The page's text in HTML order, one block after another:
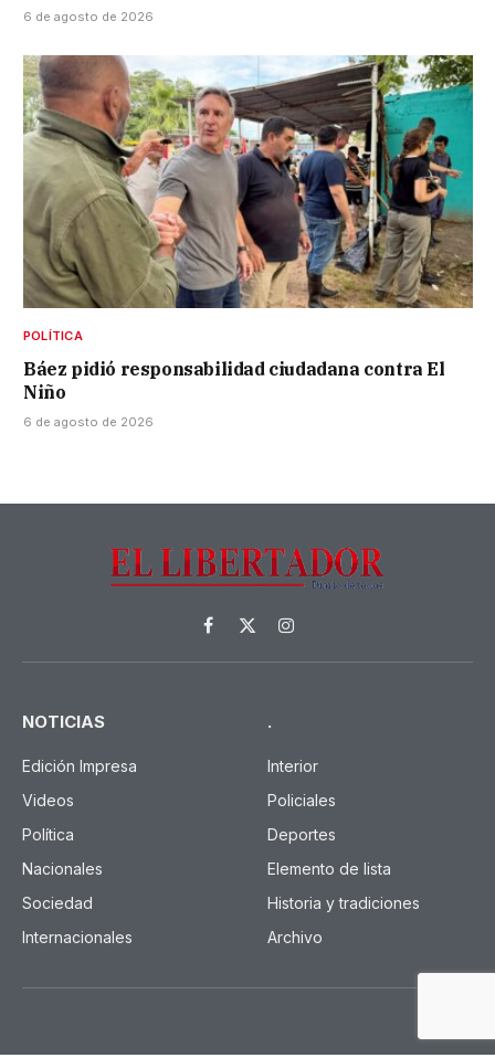
6 de agosto de 2026
POLÍTICA
Báez pidió responsabilidad ciudadana contra El
Niño
6 de agosto de 2026
Facebook
X
(Twitter)
Instagram
NOTICIAS
Edición Impresa
Videos
Política
Nacionales
Sociedad
Internacionales
.
Interior
Policiales
Deportes
Elemento de lista
Historia y tradiciones
Archivo